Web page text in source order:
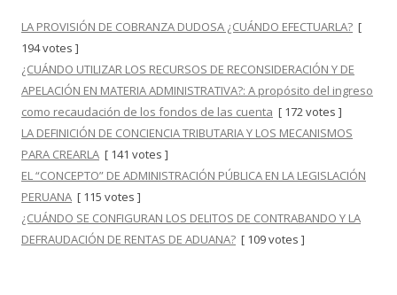
LA PROVISIÓN DE COBRANZA DUDOSA ¿CUÁNDO EFECTUARLA? [
194 votes ]
¿CUÁNDO UTILIZAR LOS RECURSOS DE RECONSIDERACIÓN Y DE
APELACIÓN EN MATERIA ADMINISTRATIVA?: A propósito del ingreso
como recaudación de los fondos de las cuenta [ 172 votes ]
LA DEFINICIÓN DE CONCIENCIA TRIBUTARIA Y LOS MECANISMOS
PARA CREARLA [ 141 votes ]
EL “CONCEPTO” DE ADMINISTRACIÓN PÚBLICA EN LA LEGISLACIÓN
PERUANA [ 115 votes ]
¿CUÁNDO SE CONFIGURAN LOS DELITOS DE CONTRABANDO Y LA
DEFRAUDACIÓN DE RENTAS DE ADUANA? [ 109 votes ]